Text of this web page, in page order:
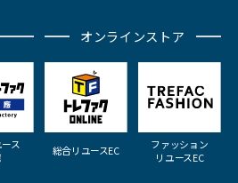
ス
オンラインストア
総合リユースEC
ファッション
リユースEC